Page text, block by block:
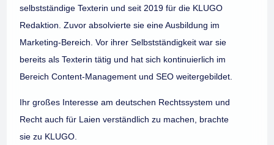
selbstständige Texterin und seit 2019 für die KLUGO
Redaktion. Zuvor absolvierte sie eine Ausbildung im
Marketing-Bereich. Vor ihrer Selbstständigkeit war sie
bereits als Texterin tätig und hat sich kontinuierlich im
Bereich Content-Management und SEO weitergebildet.
Ihr großes Interesse am deutschen Rechtssystem und
Recht auch für Laien verständlich zu machen, brachte
sie zu KLUGO.